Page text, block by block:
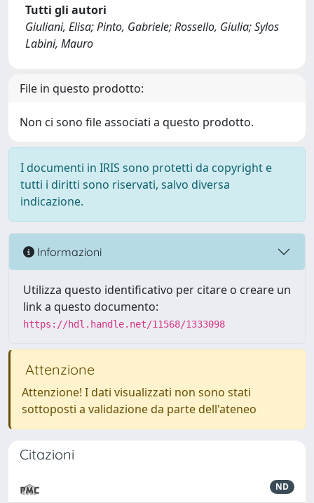
Tutti gli autori
Giuliani, Elisa; Pinto, Gabriele; Rossello, Giulia; Sylos
Labini, Mauro
File in questo prodotto:
Non ci sono file associati a questo prodotto.
I documenti in IRIS sono protetti da copyright e
tutti i diritti sono riservati, salvo diversa
indicazione.
Informazioni
Utilizza questo identificativo per citare o creare un
link a questo documento:
https://hdl.handle.net/11568/1333098
Attenzione
Attenzione! I dati visualizzati non sono stati
sottoposti a validazione da parte dell'ateneo
Citazioni
ND